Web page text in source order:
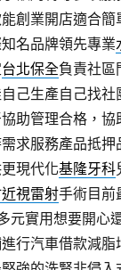
創業開店適合簡
名品牌領先專業
台北保全負責社區
己生產自己找
助管理合格，
求服務產品抵押
現代化基隆牙科
視雷射手術目前
元實用想要開心
行汽車借款減脂